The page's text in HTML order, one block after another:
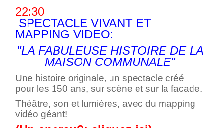
22:30
SPECTACLE VIVANT ET
MAPPING VIDEO:
"LA FABULEUSE HISTOIRE DE LA
MAISON COMMUNALE"
Une histoire originale, un spectacle créé
pour les 150 ans, sur scène et sur la facade.
Théâtre, son et lumières, avec du mapping
vidéo géant!